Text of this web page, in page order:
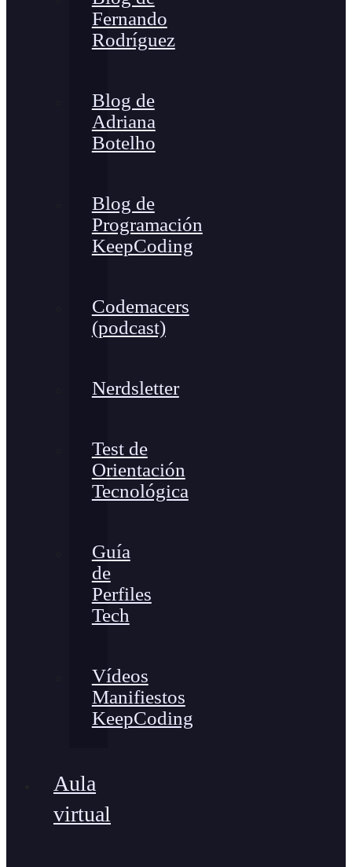
Fernando
Rodríguez
Blog de
Adriana
Botelho
Blog de
Programación
KeepCoding
Codemacers
(podcast)
Nerdsletter
Test de
Orientación
Tecnológica
Guía
de
Perfiles
Tech
Vídeos
Manifiestos
KeepCoding
Aula
virtual